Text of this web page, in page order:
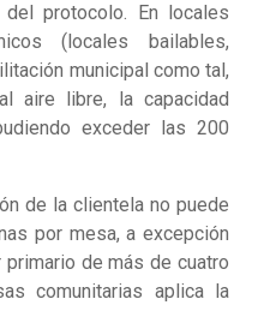
protocolo. En locales
(locales bailables,
municipal como tal,
aire libre, la capacidad
exceder las 200
de la clientela no puede
por mesa, a excepción
de más de cuatro
comunitarias aplica la